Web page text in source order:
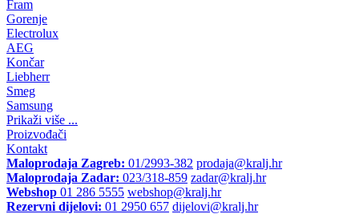
Fram
Gorenje
Electrolux
AEG
Končar
Liebherr
Smeg
Samsung
Prikaži više ...
Proizvođači
Kontakt
Maloprodaja Zagreb: 01/2993-382 prodaja@kralj.hr
Maloprodaja Zadar: 023/318-859 zadar@kralj.hr
Webshop 01 286 5555 webshop@kralj.hr
Rezervni dijelovi: 01 2950 657 dijelovi@kralj.hr